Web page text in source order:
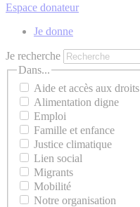
Espace donateur
Je donne
Je recherche
Dans...
Aide et accès aux droits
Alimentation digne
Emploi
Famille et enfance
Justice climatique
Lien social
Migrants
Mobilité
Notre organisation